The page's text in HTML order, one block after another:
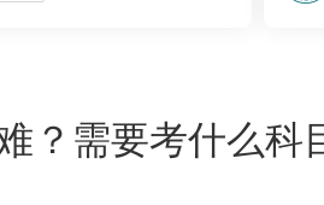
？需要考什么科